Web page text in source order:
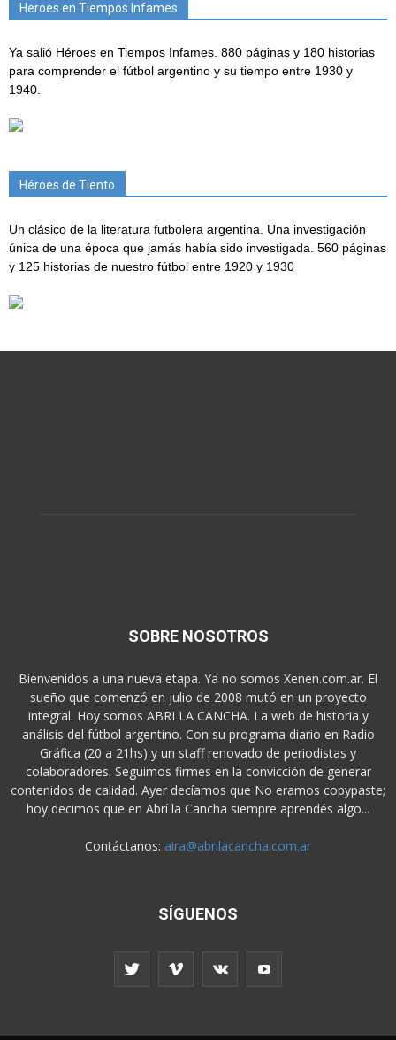
Heroes en Tiempos Infames
Ya salió Héroes en Tiempos Infames. 880 páginas y 180 historias
para comprender el fútbol argentino y su tiempo entre 1930 y
1940.
Héroes de Tiento
Un clásico de la literatura futbolera argentina. Una investigación
única de una época que jamás había sido investigada. 560 páginas
y 125 historias de nuestro fútbol entre 1920 y 1930
SOBRE NOSOTROS
Bienvenidos a una nueva etapa. Ya no somos Xenen.com.ar. El
sueño que comenzó en julio de 2008 mutó en un proyecto
integral. Hoy somos ABRI LA CANCHA. La web de historia y
análisis del fútbol argentino. Con su programa diario en Radio
Gráfica (20 a 21hs) y un staff renovado de periodistas y
colaboradores. Seguimos firmes en la convicción de generar
contenidos de calidad. Ayer decíamos que No eramos copypaste;
hoy decimos que en Abrí la Cancha siempre aprendés algo...
Contáctanos: aira@abrilacancha.com.ar
SÍGUENOS